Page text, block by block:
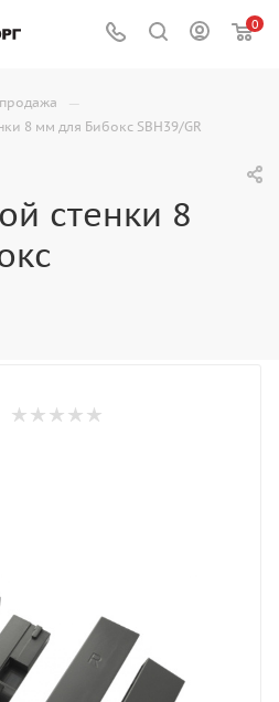
0
—
8 мм для Бибокс SBH39/GR
стенки 8